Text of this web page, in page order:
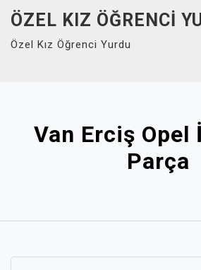
Skip
content
ÖZEL KIZ ÖĞRENCI
Özel Kız Öğrenci Yurdu
Van Erciş Opel
Parça